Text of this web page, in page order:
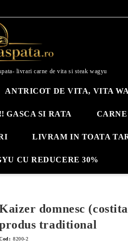
livrari carne de vita si steak wagyu
ANTRICOT DE VITA, VITA
GASCA SI RATA
LIVRAM IN TOATA
CU REDUCERE 30%
domnesc
traditional
8200-2